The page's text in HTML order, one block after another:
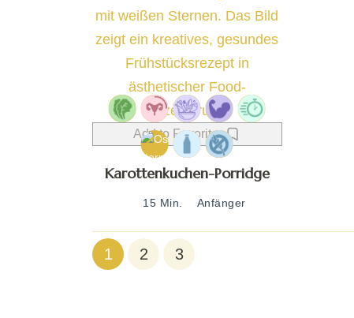
Add to Favorites
Karottenkuchen-Porridge
15 Min. Anfänger
1 2 3